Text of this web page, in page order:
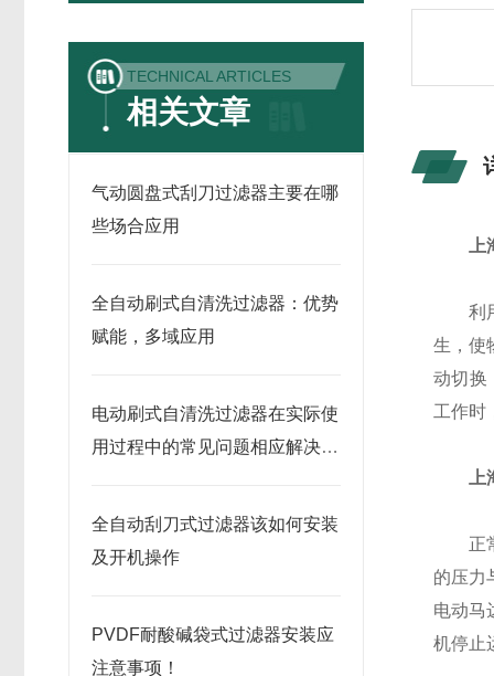
TECHNICAL ARTICLES
相关文章
气动圆盘式刮刀过滤器主要在哪
些场合应用
全自动刷式自清洗过滤器：优势
赋能，多域应用
电动刷式自清洗过滤器在实际使
用过程中的常见问题相应解决方
全自动刮刀式过滤器该如何安装
及开机操作
PVDF耐酸碱袋式过滤器安装应
注意事项！
利用
生，使
动切换
工作时
正常
的压力
电动马
机停止